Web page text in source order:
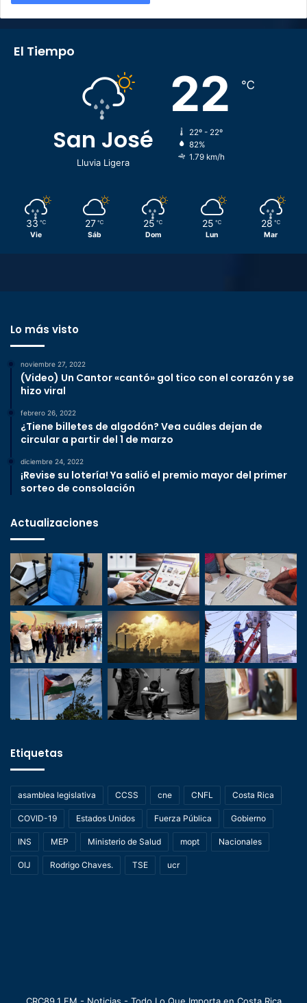
El Tiempo
San José
Lluvia Ligera
22 ℃
22º - 22º
82%
1.79 km/h
33 ℃
Vie
27 ℃
Sáb
25 ℃
Dom
25 ℃
Lun
28 ℃
Mar
Lo más visto
noviembre 27, 2022
(Video) Un Cantor «cantó» gol tico con el corazón y se
hizo viral
febrero 26, 2022
¿Tiene billetes de algodón? Vea cuáles dejan de
circular a partir del 1 de marzo
diciembre 24, 2022
¡Revise su lotería! Ya salió el premio mayor del primer
sorteo de consolación
Actualizaciones
Etiquetas
asamblea legislativa CCSS cne CNFL Costa Rica
COVID-19 Estados Unidos Fuerza Pública Gobierno
INS MEP Ministerio de Salud mopt Nacionales
OIJ Rodrigo Chaves. TSE ucr